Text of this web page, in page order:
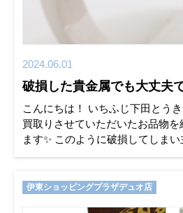
2024.06.01
破損した貴金属でも大丈夫
こんにちは！ いちふじ下田とう
買取りさせていただいたお品物を
ます✨ このように破損してしま
お買取り可能ですのでご安心く
伊東ショッピングプラザデュオ店